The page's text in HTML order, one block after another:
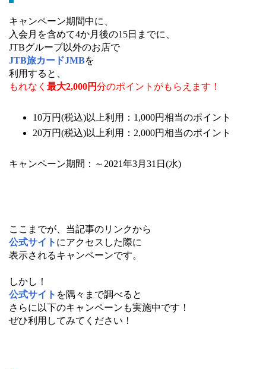
キャンペーン期間中に、
入会月を含めて4か月後の15日までに、
JTBグループ以外のお店で
JTB旅カードJMBを
利用すると、
もれなく 最大2,000円分のポイントがもらえます！
10万円(税込)以上利用：1,000円相当のポイント
20万円(税込)以上利用：2,000円相当のポイント
キャンペーン期間：～2021年3月31日(水)
ここまでが、当記事のリンクから
公式サイト にアクセスした際に
表示されるキャンペーンです。
しかし！
公式サイト を隅々まで調べると
さらに以下のキャンペーンも実施中です！
ぜひ利用してみてください！